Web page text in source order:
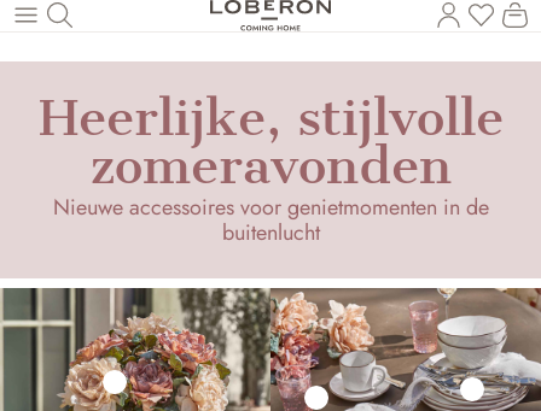
Naar de hoofdinhoud
U
Heerlijke, stijlvolle
zomeravonden
Nieuwe accessoires voor genietmomenten in de
buitenlucht